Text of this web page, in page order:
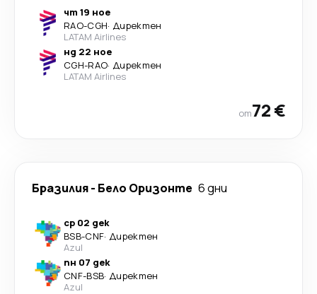
чт 19 ное
RAO-CGH· Директен
LATAM Airlines
нд 22 ное
CGH-RAO· Директен
LATAM Airlines
от72 €
Бразилия- Бело Оризонте 6 дни
ср 02 дек
BSB-CNF· Директен
Azul
пн 07 дек
CNF-BSB· Директен
Azul